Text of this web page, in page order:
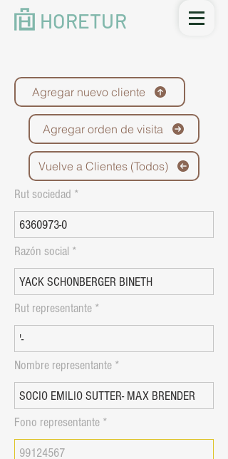
HORETUR
Agregar nuevo cliente
Agregar orden de visita
Vuelve a Clientes (Todos)
Rut sociedad
Razón social
Rut representante
Nombre representante
Fono representante